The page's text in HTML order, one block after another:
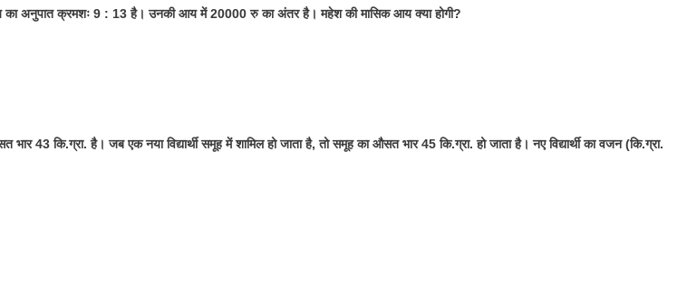
अनुपात क्रमशः 9 : 13 है। उनकी आय में 20000 रु का अंतर है। महेश की मासिक आय क्या होगी?
43 कि.ग्रा. है। जब एक नया विद्यार्थी समूह में शामिल हो जाता है, तो समूह का औसत भार 45 कि.ग्रा. हो जाता है। नए विद्यार्थी का वजन (कि.ग्रा.